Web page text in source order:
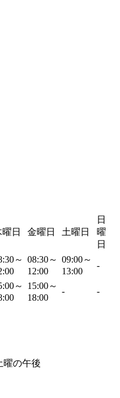
曜日 金曜日 土曜日
日
曜
日
～ 08:30～
12:00
09:00～
13:00
-
～
15:00～
18:00
- -
曜の午後